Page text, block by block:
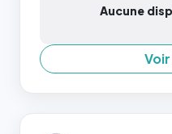
Aucune